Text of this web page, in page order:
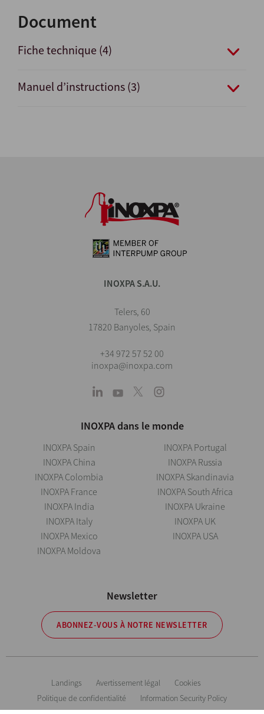
Document
Fiche technique (4)
Manuel d’instructions (3)
INOXPA S.A.U.
Telers, 60
17820 Banyoles, Spain
+34 972 57 52 00
inoxpa@inoxpa.com
INOXPA dans le monde
INOXPA Spain
INOXPA China
INOXPA Colombia
INOXPA France
INOXPA India
INOXPA Italy
INOXPA Mexico
INOXPA Moldova
INOXPA Portugal
INOXPA Russia
INOXPA Skandinavia
INOXPA South Africa
INOXPA Ukraine
INOXPA UK
INOXPA USA
Newsletter
ABONNEZ-VOUS À NOTRE NEWSLETTER
Landings Avertissement légal
Cookies
Politique de confidentialité
Information Security Policy